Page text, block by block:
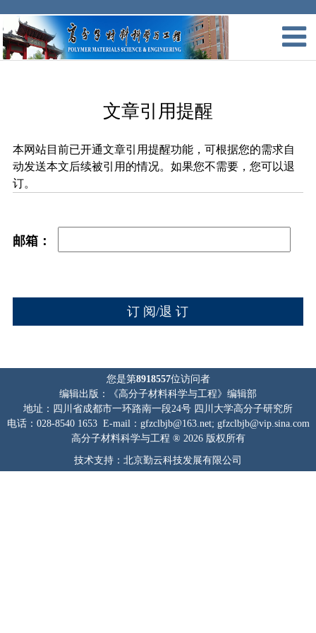
文章引用提醒
本网站目前已开通文章引用提醒功能，可根据您的需求自
动发送本文后续被引用的情况。如果您不需要，您可以退
订。
邮箱：
您是第8918557位访问者
编辑出版：《高分子材料科学与工程》编辑部
地址：四川省成都市一环路南一段24号 四川大学高分子研究所
电话：028-8540 1653 E-mail：gfzclbjb@163.net; gfzclbjb@vip.sina.com
高分子材料科学与工程 ® 2026 版权所有
技术支持：北京勤云科技发展有限公司